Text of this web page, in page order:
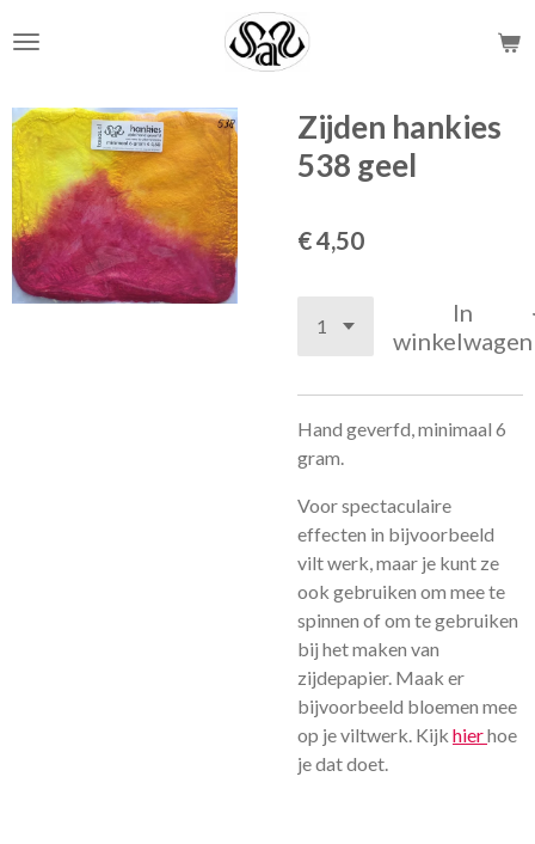
direct
de
hoofdinhoud
Zijden hankies
538 geel
€ 4,50
In
winkelwagen
Hand geverfd, minimaal 6
gram.
Voor spectaculaire
effecten in bijvoorbeeld
vilt werk, maar je kunt ze
ook gebruiken om mee te
spinnen of om te gebruiken
bij het maken van
zijdepapier. Maak er
bijvoorbeeld bloemen mee
op je viltwerk. Kijk hierhoe
je dat doet.